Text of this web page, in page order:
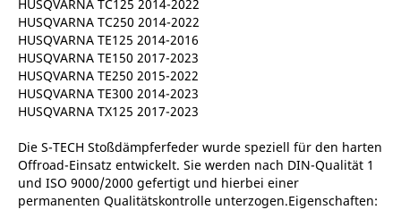
HUSQVARNA TC125 2014-2022
HUSQVARNA TC250 2014-2022
HUSQVARNA TE125 2014-2016
HUSQVARNA TE150 2017-2023
HUSQVARNA TE250 2015-2022
HUSQVARNA TE300 2014-2023
HUSQVARNA TX125 2017-2023
Die S-TECH Stoßdämpferfeder wurde speziell für den harten
Offroad-Einsatz entwickelt. Sie werden nach DIN-Qualität 1
und ISO 9000/2000 gefertigt und hierbei einer
permanenten Qualitätskontrolle unterzogen.Eigenschaften: